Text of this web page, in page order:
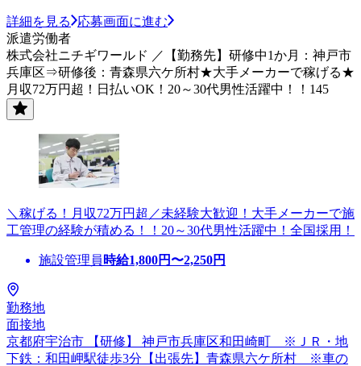
詳細を見る
応募画面に進む
派遣労働者
株式会社ニチギワールド ／【勤務先】研修中1か月：神戸市
兵庫区⇒研修後：青森県六ケ所村★大手メーカーで稼げる★
月収72万円超！日払いOK！20～30代男性活躍中！！145
＼稼げる！月収72万円超／未経験大歓迎！大手メーカーで施
工管理の経験が積める！！20～30代男性活躍中！全国採用！
施設管理員 時給1,800円〜2,250円
勤務地
面接地
京都府宇治市 【研修】 神戸市兵庫区和田崎町 ※ＪＲ・地
下鉄：和田岬駅徒歩3分【出張先】青森県六ケ所村 ※車の